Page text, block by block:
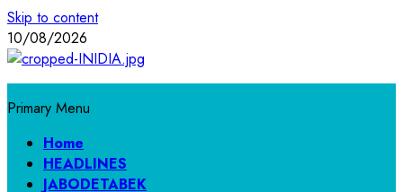
Skip to content
10/08/2026
Primary Menu
Home
HEADLINES
JABODETABEK